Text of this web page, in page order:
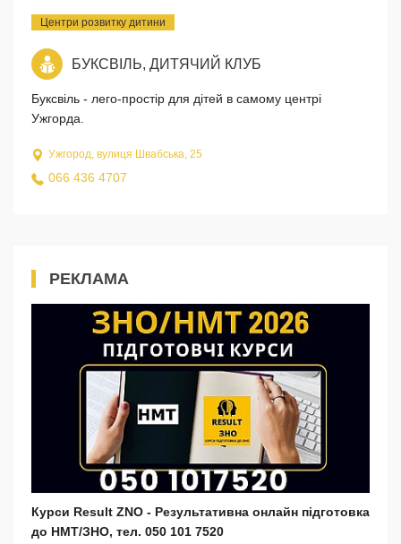
Центри розвитку дитини
БУКСВІЛЬ, ДИТЯЧИЙ КЛУБ
Буксвіль - лего-простір для дітей в самому центрі
Ужгорда.
Ужгород, вулиця Швабська, 25
066 436 4707
РЕКЛАМА
Курси Result ZNO - Результативна онлайн підготовка
до НМТ/ЗНО, тел. 050 101 7520